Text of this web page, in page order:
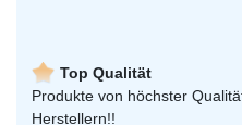
Top Qualität
Produkte von höchster
Herstellern!!